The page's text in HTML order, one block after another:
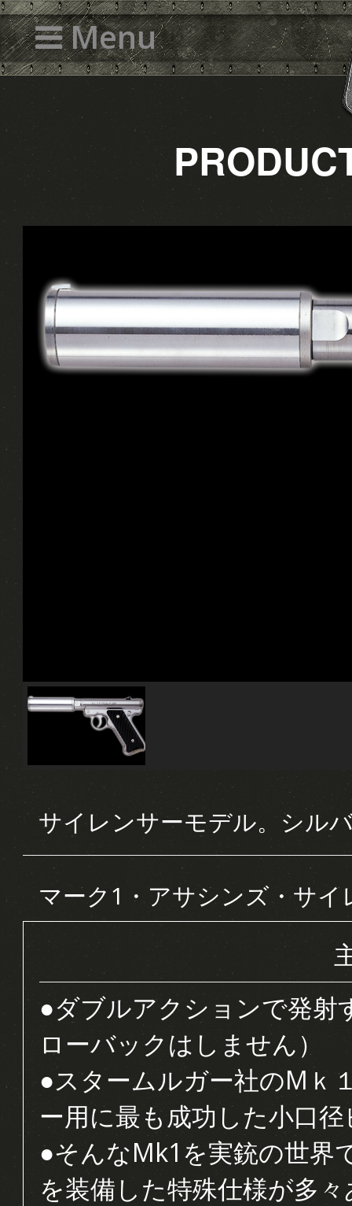
Menu
サイレンサーモデル。シル
マーク1・アサシンズ・サ
●ダブルアクションで発射
ローバックはしません）
●スタームルガー社のMｋ
ー用に最も成功した小口
●そんなMk1を実銃の世界
を装備した特殊仕様が多